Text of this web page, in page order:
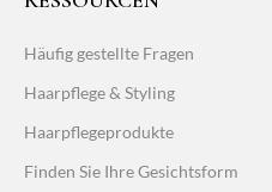
Häufig gestellte Fragen
Haarpflege & Styling
Haarpflegeprodukte
Finden Sie Ihre Gesichtsform